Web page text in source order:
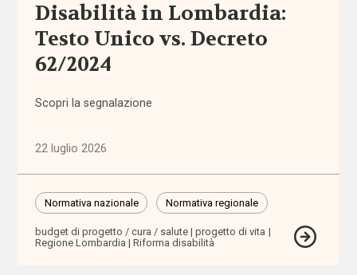
Altre
(1.316)
Anziani
adolescenza
(2.206)
Disabilità in Lombardia:
Testo Unico vs. Decreto
62/2024
Scopri la segnalazione
22 luglio 2026
Normativa nazionale Normativa regionale
budget di progetto / cura / salute
progetto di vita
Regione Lombardia
Riforma disabilità